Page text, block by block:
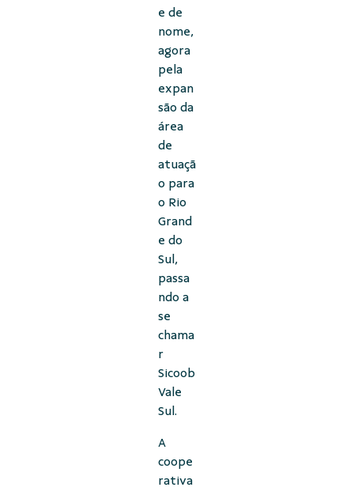
e de
nome,
agora
pela
expan
são da
área
de
atuaçã
o para
o Rio
Grand
e do
Sul,
passa
ndo a
se
chama
r
Sicoob
Vale
Sul.
A
coope
rativa